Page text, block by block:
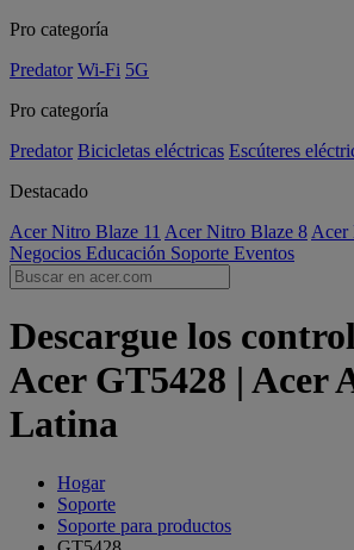
Pro categoría
Predator Wi-Fi 5G
Pro categoría
Predator Bicicletas eléctricas Escúteres
Destacado
Acer Nitro Blaze 11 Acer Nitro Blaze 8 Acer
Negocios Educación Soporte Eventos
Descargue los
Acer GT5428 | Acer
Latina
Hogar
Soporte
Soporte para productos